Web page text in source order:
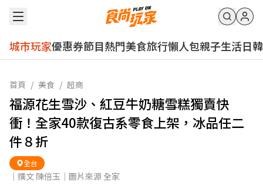
城市玩家優惠券節目熱門美食旅行懶人包親子生活日韓
首頁 / 美食 / 超商
福源花生雪沙、紅豆牛奶糖雪糕獨賣快
衝！全家40款復古系零食上架，冰品任二
件８折
全台
｜撰文 陳倍玉｜圖片來源 全家